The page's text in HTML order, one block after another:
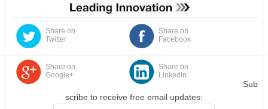
Share on
Facebook
Share on
Twitter
Share on
Google+
Share on
LinkedIn
Sub
scribe to receive free email updates: